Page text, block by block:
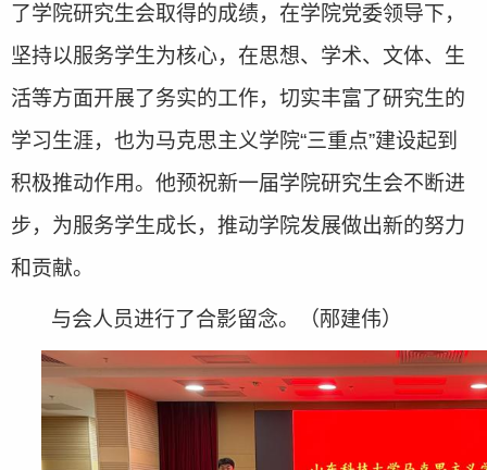
了学院研究生会取得的成绩，在学院党委领导下，
坚持以服务学生为核心，在思想、学术、文体、生
活等方面开展了务实的工作，切实丰富了研究生的
学习生涯，也为马克思主义学院“三重点”建设起到
积极推动作用。他预祝新一届学院研究生会不断进
步，为服务学生成长，推动学院发展做出新的努力
和贡献。
与会人员进行了合影留念。（邴建伟）